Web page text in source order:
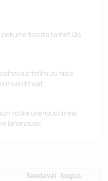
pakume tasuta tarnet üle
tellimusi meie
lihtsalt.
võtke ühendust meie
lahenduse!
Saadaval Kogus